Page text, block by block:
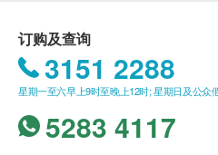
EB病毒衣壳抗原
癌抗原125
人附睾分泌蛋白
妇科检查 重点项目
2、如受检者患有糖尿病、
慢性疾病正在服用药物治疗
可喝少量水服药。
3、体检需持本人有效证件:
台地区:护照/回乡证】
废。
体检时，如果遇到医生不
柏龄中医医院可安排医护
如果商户页面与体检计划
文、英文三个版本有任何
订购及查询
3151 2288
星期一至六早上9时至晚上12时; 星期日及公众
5283 4117